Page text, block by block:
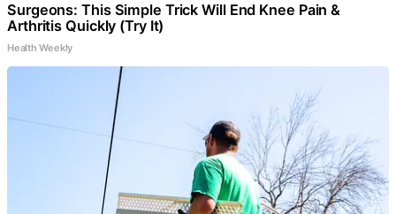
Surgeons: This Simple Trick Will End Knee Pain &
Arthritis Quickly (Try It)
Health Weekly